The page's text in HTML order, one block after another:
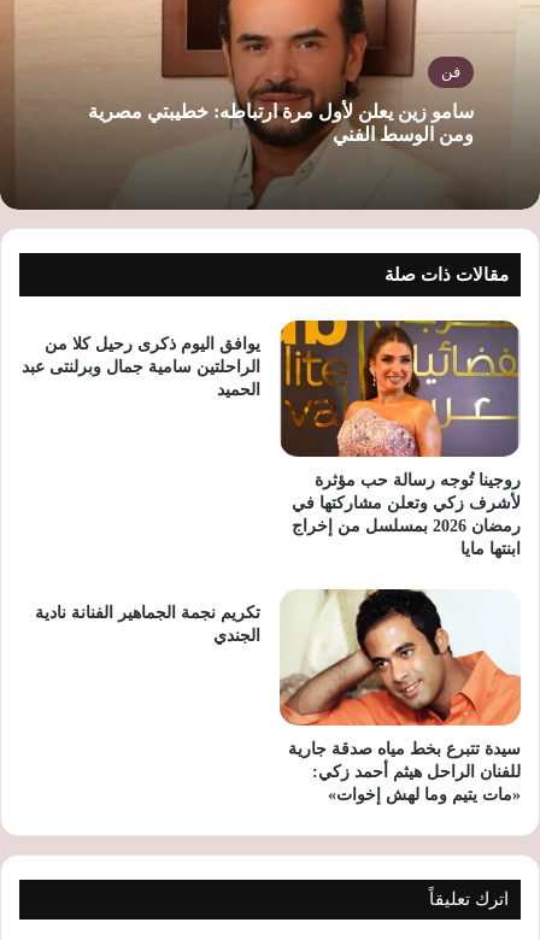
فن
سامو زين يعلن لأول مرة ارتباطه: خطيبتي مصرية
ومن الوسط الفني
مقالات ذات صلة
روجينا تُوجه رسالة حب مؤثرة
لأشرف زكي وتعلن مشاركتها في
رمضان 2026 بمسلسل من إخراج
ابنتها مايا
يوافق اليوم ذكرى رحيل كلا من
الراحلتين سامية جمال وبرلنتى عبد
الحميد
سيدة تتبرع بخط مياه صدقة جارية
للفنان الراحل هيثم أحمد زكي:
«مات يتيم وما لهش إخوات»
تكريم نجمة الجماهير الفنانة نادية
الجندي
اترك تعليقاً